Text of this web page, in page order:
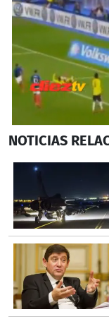
seconds
44
seconds
NOTICIAS